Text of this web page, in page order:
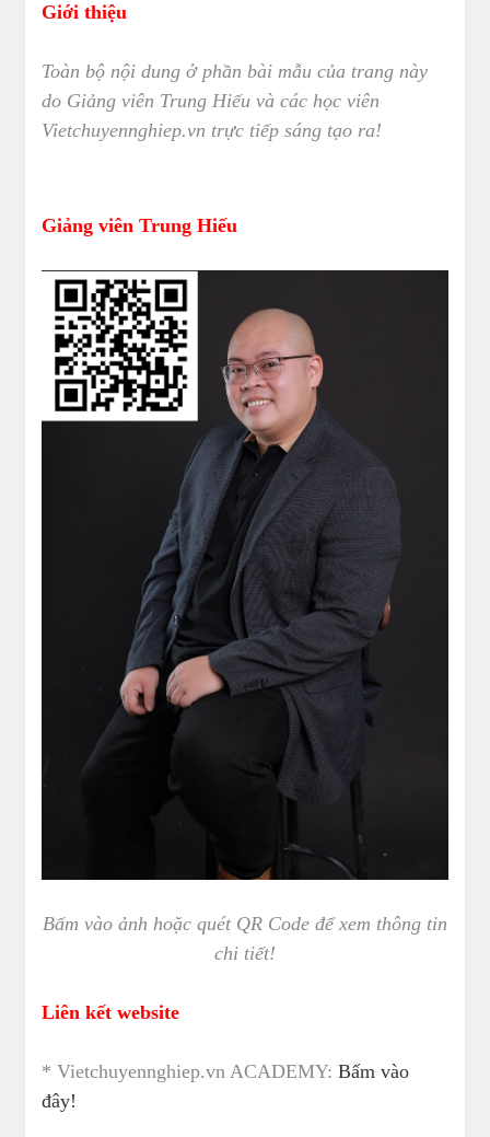
Giới thiệu
Toàn bộ nội dung ở phần bài mẫu của trang này
do Giảng viên Trung Hiếu và các học viên
Vietchuyennghiep.vn trực tiếp sáng tạo ra!
Giảng viên Trung Hiếu
Bấm vào ảnh hoặc quét QR Code để xem thông tin
chi tiết!
Liên kết website
* Vietchuyennghiep.vn ACADEMY:Bấm vào
đây!